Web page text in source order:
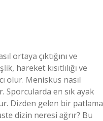
ortaya çıktığını ve
hareket kısıtlılığı ve
olur. Menisküs nasıl
Sporcularda en sık ayak
Dizden gelen bir patlama
dizin neresi ağrır? Bu